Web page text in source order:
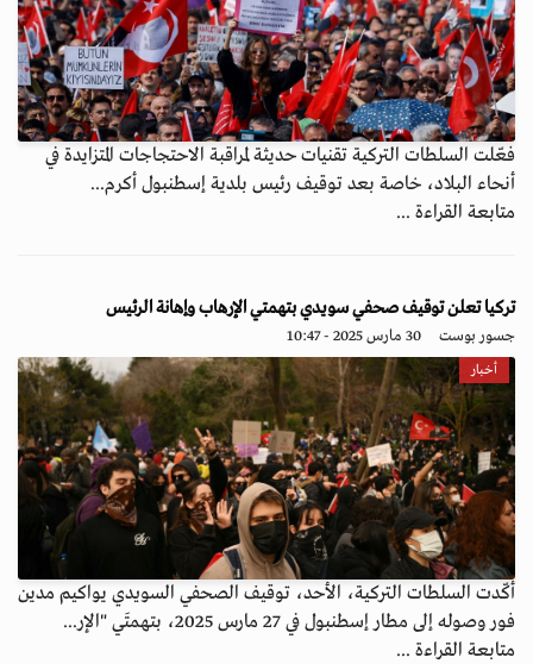
فعّلت السلطات التركية تقنيات حديثة لمراقبة الاحتجاجات المتزايدة في
أنحاء البلاد، خاصة بعد توقيف رئيس بلدية إسطنبول أكرم...
متابعة القراءة ...
تركيا تعلن توقيف صحفي سويدي بتهمتي الإرهاب وإهانة الرئيس
جسور بوست 30 مارس 2025 - 10:47
أخبار
أكّدت السلطات التركية، الأحد، توقيف الصحفي السويدي يواكيم مدين
فور وصوله إلى مطار إسطنبول في 27 مارس 2025، بتهمتَي "الإر...
متابعة القراءة ...